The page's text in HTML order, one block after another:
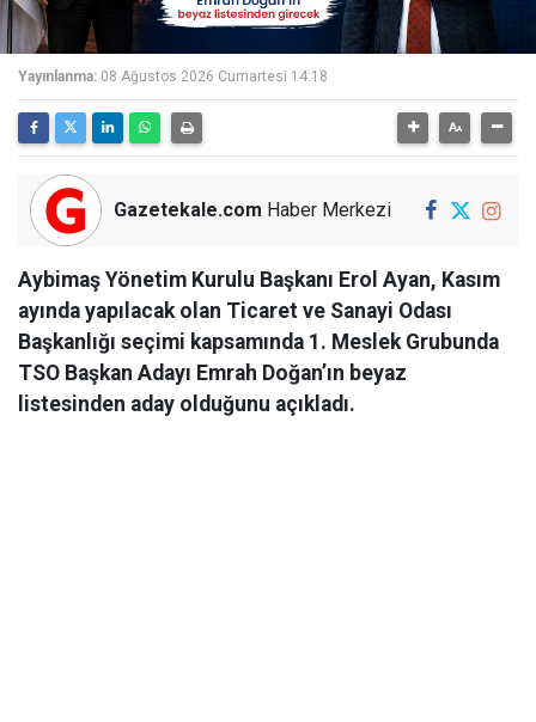
Yayınlanma: 08 Ağustos 2026 Cumartesi 14:18
Gazetekale.com Haber Merkezi
Aybimaş Yönetim Kurulu Başkanı Erol Ayan, Kasım
ayında yapılacak olan Ticaret ve Sanayi Odası
Başkanlığı seçimi kapsamında 1. Meslek Grubunda
TSO Başkan Adayı Emrah Doğan’ın beyaz
listesinden aday olduğunu açıkladı.